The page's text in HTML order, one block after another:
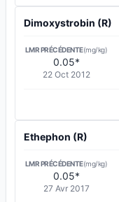
Dimoxystrobin (R)
LMR PRÉCÉDENTE(mg/kg)
0.05*
22 Oct 2012
Ethephon (R)
LMR PRÉCÉDENTE(mg/kg)
0.05*
27 Avr 2017